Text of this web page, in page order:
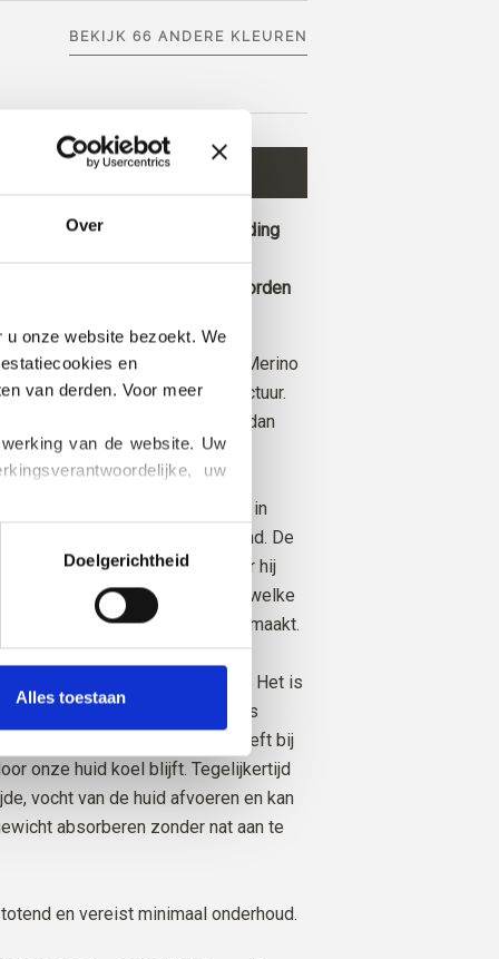
Over
onze website bezoekt. We
en
van derden. Voor meer
van de website. Uw
uw
informatie kunt vinden over
Doelgerichtheid
Alles toestaan
BEKIJK 66 ANDERE KLEUREN
€ 8,30
meer en ontvang gratis verzending
13.00 uur zijn geplaatst, worden
Merino bestaat uit 100% Merino
een mooie en natuurlijke structuur.
heerlijk garen, iets minder fijn dan
van schapen die gefokt zijn in
mulesing niet wordt beoefend. De
herleid tot de boerderij waar hij
deze manier weten we precies welke
schapen onze wol hebben gemaakt.
uitstekende eigenschappen. Het is
Dat wil zeggen dat wol ons
bij koud weer en warmte afgeeft bij
onze huid koel blijft. Tegelijkertijd
vocht van de huid afvoeren en kan
absorberen zonder nat aan te
en vereist minimaal onderhoud.